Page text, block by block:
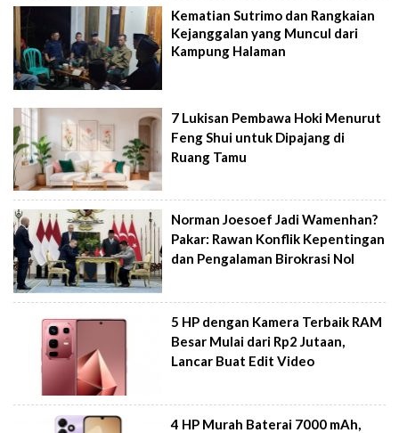
Kematian Sutrimo dan Rangkaian
Kejanggalan yang Muncul dari
Kampung Halaman
7 Lukisan Pembawa Hoki Menurut
Feng Shui untuk Dipajang di
Ruang Tamu
Norman Joesoef Jadi Wamenhan?
Pakar: Rawan Konflik Kepentingan
dan Pengalaman Birokrasi Nol
5 HP dengan Kamera Terbaik RAM
Besar Mulai dari Rp2 Jutaan,
Lancar Buat Edit Video
4 HP Murah Baterai 7000 mAh,